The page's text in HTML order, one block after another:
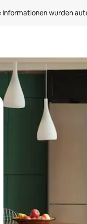
Informationen wurden
nach oben und